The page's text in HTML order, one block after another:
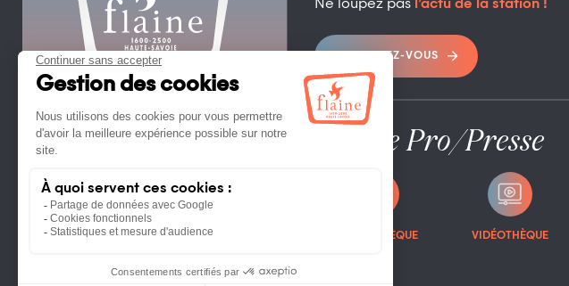
OFFICE DE TOURISME DE FLAINE
TÉL. +33 (0)4 50 90 80 01
Ne loupez pas l’actu de la station !
ABONNEZ-VOUS
Espace Pro/Presse
PHOTOTHÈQUE VIDÉOTHÈQUE